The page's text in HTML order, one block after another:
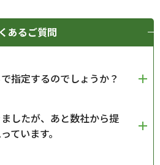
あるご質問
指定するのでしょうか？
したが、あと数社から提
ています。